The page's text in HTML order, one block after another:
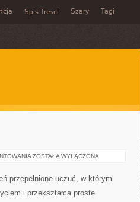
Spis Treści Szary Tagi
STRATA
ZOSTAŁA WYŁĄCZONA
przepełnione uczuć, w którym
i przekształca proste